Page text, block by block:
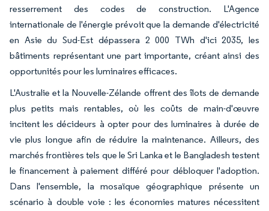
resserrement des codes de construction. L'Agence
internationale de l'énergie prévoit que la demande d'électricité
en Asie du Sud-Est dépassera 2 000 TWh d'ici 2035, les
bâtiments représentant une part importante, créant ainsi des
opportunités pour les luminaires efficaces.
L'Australie et la Nouvelle-Zélande offrent des îlots de demande
plus petits mais rentables, où les coûts de main-d'œuvre
incitent les décideurs à opter pour des luminaires à durée de
vie plus longue afin de réduire la maintenance. Ailleurs, des
marchés frontières tels que le Sri Lanka et le Bangladesh testent
le financement à paiement différé pour débloquer l'adoption.
Dans l'ensemble, la mosaïque géographique présente un
scénario à double voie : les économies matures nécessitent